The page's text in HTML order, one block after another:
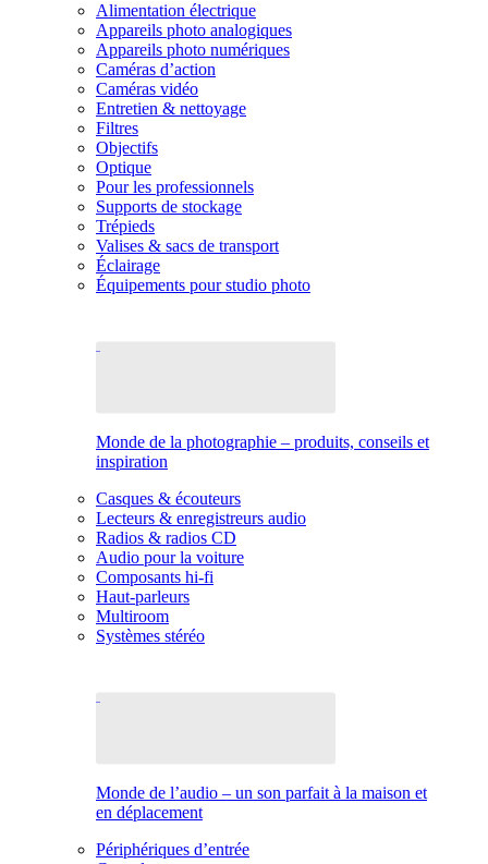
Alimentation électrique
Appareils photo analogiques
Appareils photo numériques
Caméras d’action
Caméras vidéo
Entretien & nettoyage
Filtres
Objectifs
Optique
Pour les professionnels
Supports de stockage
Trépieds
Valises & sacs de transport
Éclairage
Équipements pour studio photo
Monde de la photographie – produits, conseils et
inspiration
Casques & écouteurs
Lecteurs & enregistreurs audio
Radios & radios CD
Audio pour la voiture
Composants hi-fi
Haut-parleurs
Multiroom
Systèmes stéréo
Monde de l’audio – un son parfait à la maison et
en déplacement
Périphériques d’entrée